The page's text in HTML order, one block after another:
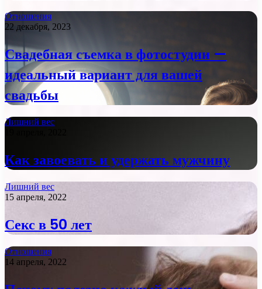
Отношения
22 декабря, 2023
Свадебная съемка в фотостудии —
идеальный вариант для вашей
свадьбы
Лишний вес
Как завоевать и удержать мужчину
Лишний вес
15 апреля, 2022
Секс в 50 лет
Отношения
14 апреля, 2022